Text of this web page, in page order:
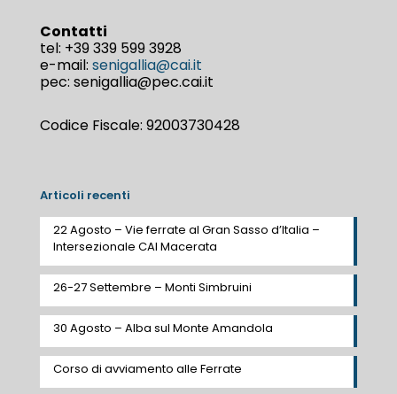
Contatti
tel: +39 339 599 3928
e-mail: senigallia@cai.it
pec: senigallia@pec.cai.it
Codice Fiscale: 92003730428
Articoli recenti
22 Agosto – Vie ferrate al Gran Sasso d’Italia –
Intersezionale CAI Macerata
26-27 Settembre – Monti Simbruini
30 Agosto – Alba sul Monte Amandola
Corso di avviamento alle Ferrate